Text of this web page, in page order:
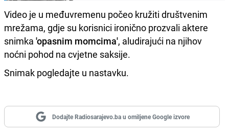
Video je u međuvremenu počeo kružiti društvenim
mrežama, gdje su korisnici ironično prozvali aktere
snimka 'opasnim momcima', aludirajući na njihov
noćni pohod na cvjetne saksije.
Snimak pogledajte u nastavku.
Dodajte Radiosarajevo.ba u omiljene Google izvore